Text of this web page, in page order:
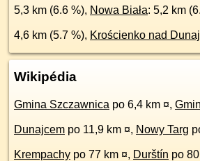
5,3 km (6.6 %), Nowa Biała: 5,2 km
4,6 km (5.7 %), Krościenko nad
Wikipédia
Gmina Szczawnica po 6,4 km ¤,
Dunajcem po 11,9 km ¤, Nowy Targ
Krempachy po 77 km ¤, Durštín po